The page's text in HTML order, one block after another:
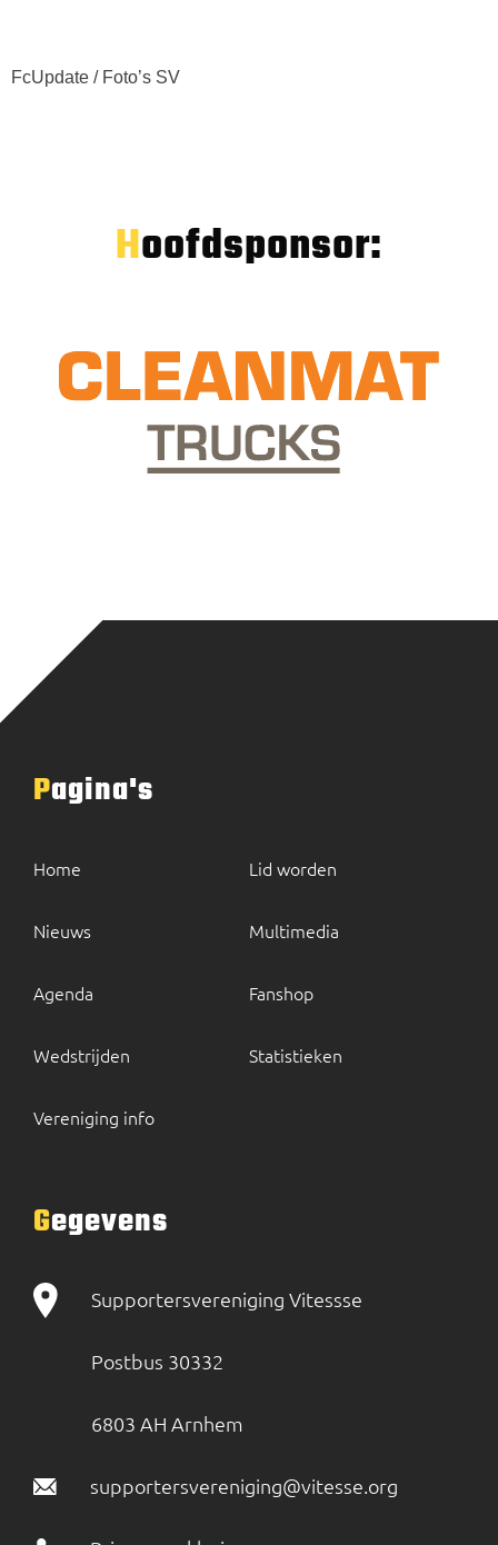
FcUpdate / Foto’s SV
Hoofdsponsor:
Pagina's
Home
Nieuws
Agenda
Wedstrijden
Vereniging info
Lid worden
Multimedia
Fanshop
Statistieken
Gegevens
Supportersvereniging Vitessse
Postbus 30332
6803 AH Arnhem
supportersvereniging@vitesse.org